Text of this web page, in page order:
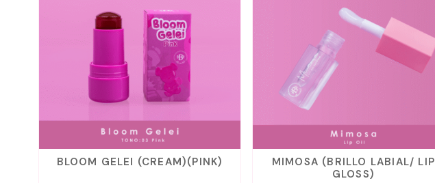
BLOOM GELEI (CREAM)(PINK)
MIMOSA (BRILLO LABIAL/ LIP
GLOSS)